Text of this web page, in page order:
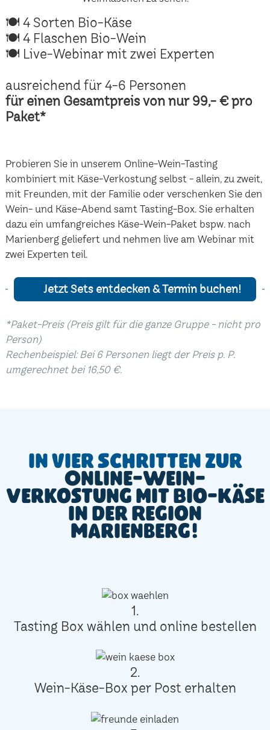
🍽 4 Sorten Bio-Käse
🍽 4 Flaschen Bio-Wein
🍽 Live-Webinar mit zwei Experten
ausreichend für 4-6 Personen
für einen Gesamtpreis von nur 99,- € pro
Paket*
Probieren Sie in unserem Online-Wein-Tasting
kombiniert mit Käse-Verkostung selbst - allein, zu zweit,
mit Freunden, mit der Familie oder verschenken Sie den
Wein- und Käse-Abend samt Tasting-Box. Sie erhalten
dazu ein umfangreiches Käse-Wein-Paket bspw. nach
Marienberg geliefert und nehmen live am Webinar mit
zwei Experten teil.
Jetzt Sets entdecken & Termin buchen!
*Paket-Preis (Preis gilt für die ganze Gruppe - nicht pro
Person)
Rechenbeispiel: Bei 6 Personen liegt der Preis p. P.
umgerechnet bei 16,50 €.
In vier Schritten zur
Online-Wein-
Verkostung mit Bio-Käse
in der Region
Marienberg!
1.
Tasting Box wählen und online bestellen
2.
Wein-Käse-Box per Post erhalten